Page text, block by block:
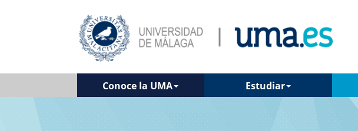
Conoce la UMA Estudiar